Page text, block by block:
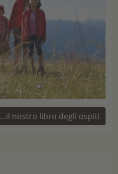
...il nostro libro degli ospiti